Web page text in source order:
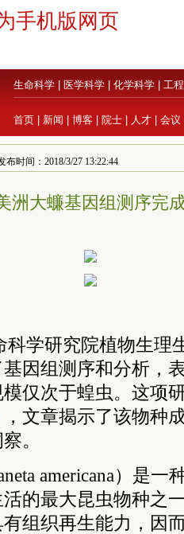
手机版网页
生命科学 医学科学 化学科学 工
首页 新闻 博客 院士 人才 会议
时间：2018/3/27 13:22:44
洲大蠊基因组测序完
科学研究院植物生理
因组测序和分析，
仅次于蝗虫。这项
，文章揭示了该物种
。
americana）是一
的最大昆虫物种之
组织再生能力，因